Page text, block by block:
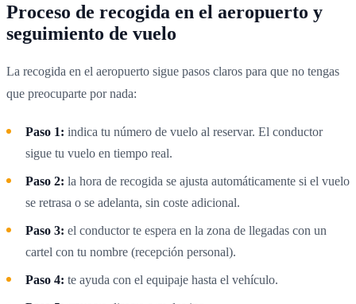
Proceso de recogida en el aeropuerto y
seguimiento de vuelo
La recogida en el aeropuerto sigue pasos claros para que no tengas
que preocuparte por nada:
Paso 1: indica tu número de vuelo al reservar. El conductor
sigue tu vuelo en tiempo real.
Paso 2: la hora de recogida se ajusta automáticamente si el vuelo
se retrasa o se adelanta, sin coste adicional.
Paso 3: el conductor te espera en la zona de llegadas con un
cartel con tu nombre (recepción personal).
Paso 4: te ayuda con el equipaje hasta el vehículo.